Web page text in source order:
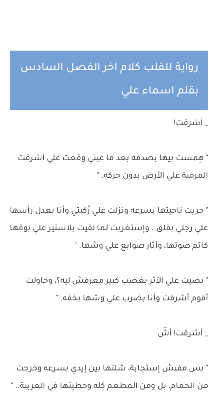
رواية للقلب كلام اخر الفصل السادس
بقلم اسماء علي
_ أشرقت!
" هِمست بيها بصدمه بعد ما عيني وقعت علي أشرقت
المرمية علي الأرض بدون حركه. "
" جريت ناحيتها بسرعه ونزلت علي رُكبتي وأنا بعدل رأسها
علي رجلي بقلق.. وإستغربت لما لقيت بلاستير علي بوقها
كاتم صوتها، وآثار صوابع علي وشها. "
" بصيت علي الآثر بغضب كبير معرفش ليه؟، وحاولت
أقوم أشرقت وأنا بضرب علي وشها بخفه. "
_ أشرقت! أشّ
" بس مفيش إستجابة، شلتها بين إيدي بسرعه وخرجت
من الحمام، بل ومن المطعم كله وحطيتها في العربية.. "